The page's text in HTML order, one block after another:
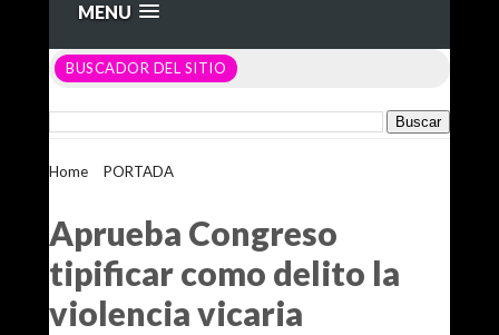
MENU
BUSCADOR DEL SITIO
Home PORTADA
Aprueba Congreso
tipificar como delito la
violencia vicaria